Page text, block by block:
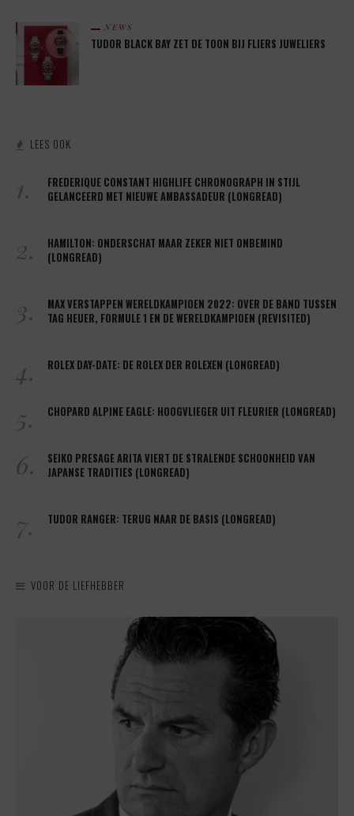
NEWS
TUDOR BLACK BAY ZET DE TOON BIJ FLIERS JUWELIERS
LEES OOK
1.
FREDERIQUE CONSTANT HIGHLIFE CHRONOGRAPH IN STIJL
GELANCEERD MET NIEUWE AMBASSADEUR (LONGREAD)
2.
HAMILTON: ONDERSCHAT MAAR ZEKER NIET ONBEMIND
(LONGREAD)
3.
MAX VERSTAPPEN WERELDKAMPIOEN 2022: OVER DE BAND TUSSEN
TAG HEUER, FORMULE 1 EN DE WERELDKAMPIOEN (REVISITED)
4. ROLEX DAY-DATE: DE ROLEX DER ROLEXEN (LONGREAD)
5. CHOPARD ALPINE EAGLE: HOOGVLIEGER UIT FLEURIER (LONGREAD)
6.
SEIKO PRESAGE ARITA VIERT DE STRALENDE SCHOONHEID VAN
JAPANSE TRADITIES (LONGREAD)
7. TUDOR RANGER: TERUG NAAR DE BASIS (LONGREAD)
VOOR DE LIEFHEBBER